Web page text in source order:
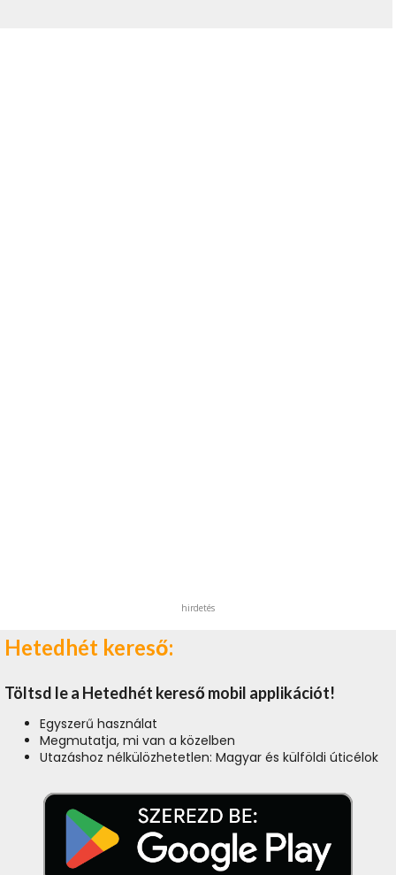
hirdetés
Hetedhét kereső:
Töltsd le a Hetedhét kereső mobil applikációt!
Egyszerű használat
Megmutatja, mi van a közelben
Utazáshoz nélkülözhetetlen: Magyar és külföldi úticélok